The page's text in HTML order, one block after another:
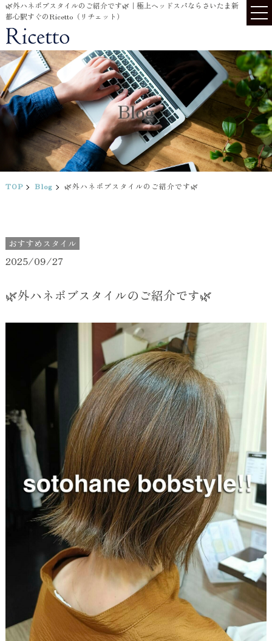
🌿外ハネボブスタイルのご紹介です🌿｜極上ヘッドスパならさいたま新
都心駅すぐのRicetto（リチェット）
Blog
TOP Blog 🌿外ハネボブスタイルのご紹介です🌿
おすすめスタイル
2025/09/27
🌿外ハネボブスタイルのご紹介です🌿